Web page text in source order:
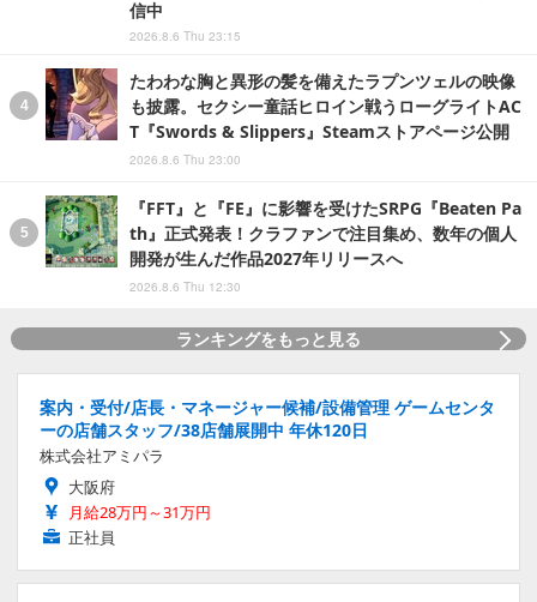
信中
2026.8.6 Thu 23:15
たわわな胸と異形の髪を備えたラプンツェルの映像
も披露。セクシー童話ヒロイン戦うローグライトAC
T『Swords & Slippers』Steamストアページ公開
2026.8.6 Thu 23:00
『FFT』と『FE』に影響を受けたSRPG『Beaten Pa
th』正式発表！クラファンで注目集め、数年の個人
開発が生んだ作品2027年リリースへ
2026.8.6 Thu 12:30
ランキングをもっと見る
案内・受付/店長・マネージャー候補/設備管理 ゲームセンタ
ーの店舗スタッフ/38店舗展開中 年休120日
株式会社アミパラ
大阪府
月給28万円～31万円
正社員